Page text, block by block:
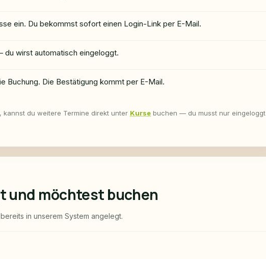
ein. Du bekommst sofort einen Login-Link per E-Mail.
du wirst automatisch eingeloggt.
Buchung. Die Bestätigung kommt per E-Mail.
kannst du weitere Termine direkt unter Kurse buchen — du musst nur eingeloggt
und möchtest buchen
in unserem System angelegt.